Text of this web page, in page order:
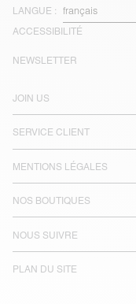
LANGUE :
ACCESSIBILITÉ
JOIN US
SERVICE CLIENT
MENTIONS LÉGALES
NOS BOUTIQUES
NOUS SUIVRE
PLAN DU SITE
NEWSLETTER